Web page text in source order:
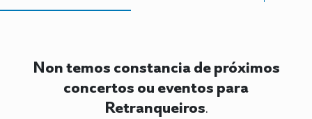
Non temos constancia de próximos
concertos ou eventos para
Retranqueiros.